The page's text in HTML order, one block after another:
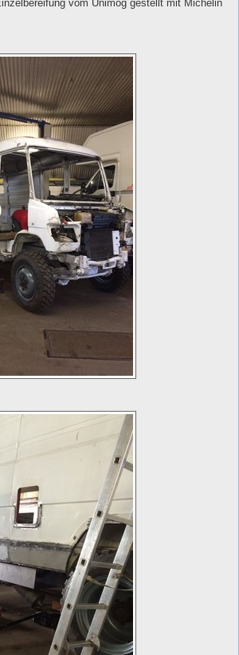
vom Unimog gestellt mit Michelin